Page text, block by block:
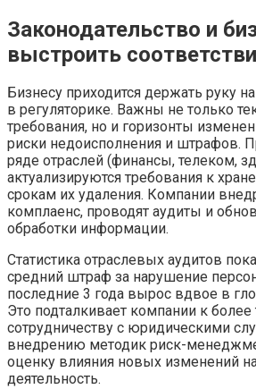
Законодательство и
выстроить
Бизнесу приходится держать руку
в регуляторике. Важны не только
требования, но и горизонты
риски недоисполнения и штрафов.
ряде отраслей (финансы, телеком,
актуализируются требования к
срокам их удаления. Компании
комплаенс, проводят аудиты и
обработки информации.
Статистика отраслевых аудитов
средний штраф за нарушение
последние 3 года вырос вдвое в
Это подталкивает компании к более
сотрудничеству с юридическими
внедрению методик риск-
оценку влияния новых изменений
деятельность.